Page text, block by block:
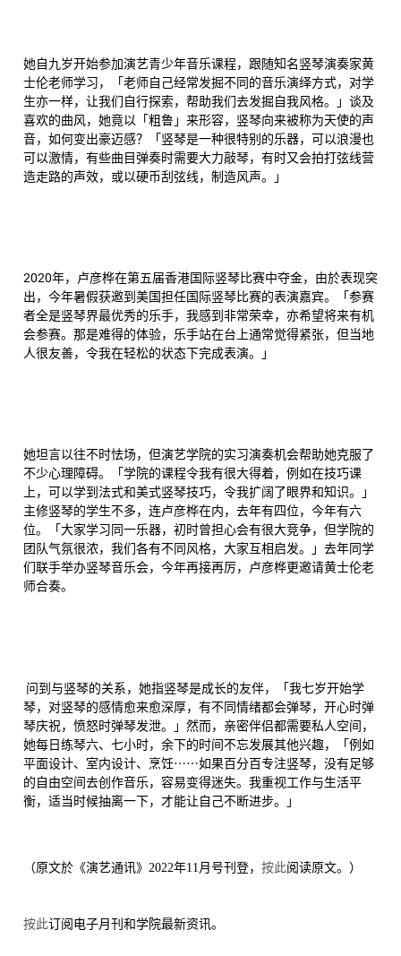
她自九岁开始参加演艺青少年音乐课程，跟随知名竖琴演奏家黄
士伦老师学习，「老师自己经常发掘不同的音乐演绎方式，对学
生亦一样，让我们自行探索，帮助我们去发掘自我风格。」谈及
喜欢的曲风，她竟以「粗鲁」来形容，竖琴向来被称为天使的声
音，如何变出豪迈感？「竖琴是一种很特别的乐器，可以浪漫也
可以激情，有些曲目弹奏时需要大力敲琴，有时又会拍打弦线营
造走路的声效，或以硬币刮弦线，制造风声。」
2020年，卢彦桦在第五届香港国际竖琴比赛中夺金，由於表现突
出，今年暑假获邀到美国担任国际竖琴比赛的表演嘉宾。「参赛
者全是竖琴界最优秀的乐手，我感到非常荣幸，亦希望将来有机
会参赛。那是难得的体验，乐手站在台上通常觉得紧张，但当地
人很友善，令我在轻松的状态下完成表演。」
她坦言以往不时怯场，但演艺学院的实习演奏机会帮助她克服了
不少心理障碍。「学院的课程令我有很大得着，例如在技巧课
上，可以学到法式和美式竖琴技巧，令我扩阔了眼界和知识。」
主修竖琴的学生不多，连卢彦桦在内，去年有四位，今年有六
位。「大家学习同一乐器，初时曾担心会有很大竞争，但学院的
团队气氛很浓，我们各有不同风格，大家互相启发。」去年同学
们联手举办竖琴音乐会，今年再接再厉，卢彦桦更邀请黄士伦老
师合奏。
问到与竖琴的关系，她指竖琴是成长的友伴，「我七岁开始学
琴，对竖琴的感情愈来愈深厚，有不同情绪都会弹琴，开心时弹
琴庆祝，愤怒时弹琴发泄。」然而，亲密伴侣都需要私人空间，
她每日练琴六、七小时，余下的时间不忘发展其他兴趣，「例如
平面设计、室内设计、烹饪⋯⋯如果百分百专注竖琴，没有足够
的自由空间去创作音乐，容易变得迷失。我重视工作与生活平
衡，适当时候抽离一下，才能让自己不断进步。」
（原文於《演艺通讯》2022年11月号刊登， 按此阅读原文。）
按此订阅电子月刊和学院最新资讯。